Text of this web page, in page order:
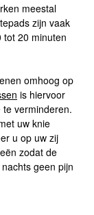
meestal
zijn vaak
tot 20 minuten
omhoog op
is hiervoor
verminderen.
uw knie
u op uw zij
zodat de
geen pijn